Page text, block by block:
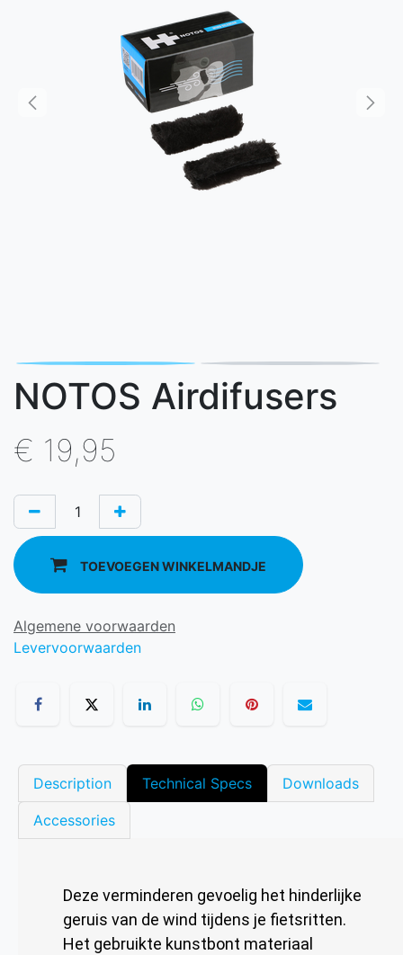
NOTOS Airdifusers
€ 19,95
TOEVOEGEN WINKELMANDJE
Algemene voorwaarden
Levervoorwaarden
Description Technical Specs Downloads
Accessories
Deze verminderen gevoelig het hinderlijke
geruis van de wind tijdens je fietsritten.
Het gebruikte kunstbont materiaal